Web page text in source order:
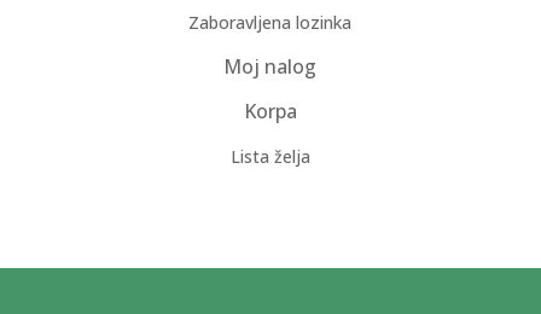
Zaboravljena lozinka
Moj nalog
Korpa
Lista želja